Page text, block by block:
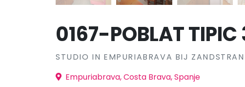
0167-POBLAT TIPIC
STUDIO IN EMPURIABRAVA BIJ
Empuriabrava, Costa Brava, Spanje